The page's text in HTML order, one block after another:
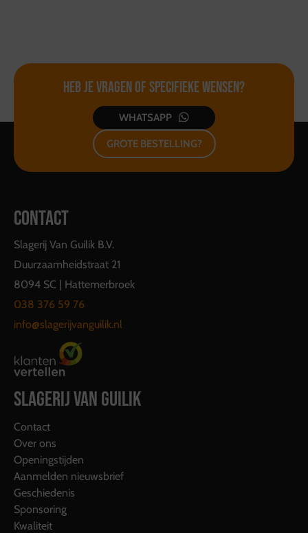
Heb je vragen ofspecifieke wensen?
WHATSAPP
GROTE BESTELLING?
CONTACT
Slagerij Van Guilik B.V.
Duurzaamheidstraat 21
8094 SC | Hattemerbroek
038 376 59 76
info@slagerijvanguilik.nl
SLAGERIJ VAN GUILIK
Contact
Over ons
Openingstijden
Aanmelden nieuwsbrief
Geschiedenis
Sponsoring
Kwaliteit